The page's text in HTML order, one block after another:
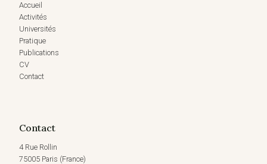
Accueil
Activités
Universités
Pratique
Publications
CV
Contact
Contact
4 Rue Rollin
75005 Paris (France)